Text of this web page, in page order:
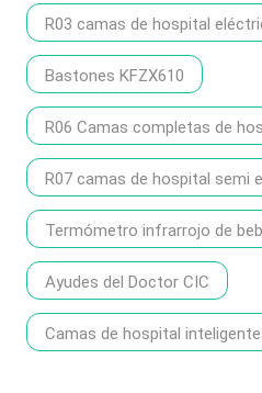
R03 camas de hospital
Bastones KFZX610
R06 Camas completas de
R07 camas de hospital semi
Termómetro infrarrojo de
Ayudes del Doctor CIC
Camas de hospital